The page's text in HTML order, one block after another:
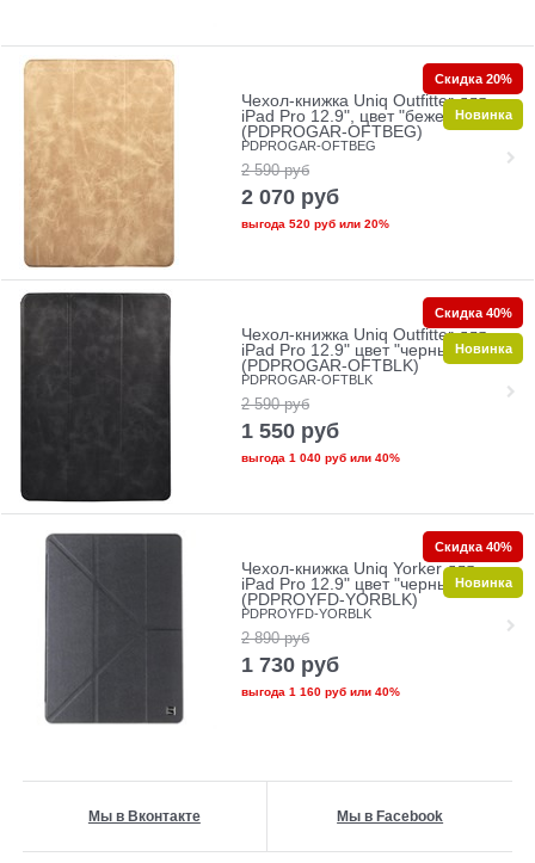
Чехол-книжка Uniq Outfitter для
iPad Pro 12.9", цвет "бежевый"
(PDPROGAR-OFTBEG)
PDPROGAR-OFTBEG
2 590 руб
2 070 руб
выгода 520 рубили 20%
Скидка 20%
Новинка
Чехол-книжка Uniq Outfitter для
iPad Pro 12.9" цвет "черный"
(PDPROGAR-OFTBLK)
PDPROGAR-OFTBLK
2 590 руб
1 550 руб
выгода 1 040 рубили 40%
Скидка 40%
Новинка
Чехол-книжка Uniq Yorker для
iPad Pro 12.9" цвет "черный"
(PDPROYFD-YORBLK)
PDPROYFD-YORBLK
2 890 руб
1 730 руб
выгода 1 160 рубили 40%
Скидка 40%
Новинка
Мы в Вконтакте Мы в Facebook